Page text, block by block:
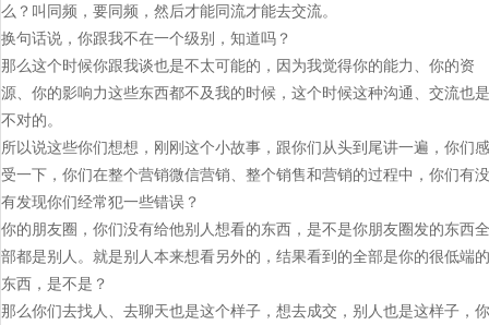
么？叫同频，要同频，然后才能同流才能去交流。
换句话说，你跟我不在一个级别，知道吗？
那么这个时候你跟我谈也是不太可能的，因为我觉得你的能力、你的资
源、你的影响力这些东西都不及我的时候，这个时候这种沟通、交流也是
不对的。
所以说这些你们想想，刚刚这个小故事，跟你们从头到尾讲一遍，你们感
受一下，你们在整个营销微信营销、整个销售和营销的过程中，你们有没
有发现你们经常犯一些错误？
你的朋友圈，你们没有给他别人想看的东西，是不是你朋友圈发的东西全
部都是别人。就是别人本来想看另外的，结果看到的全部是你的很低端的
东西，是不是？
那么你们去找人、去聊天也是这个样子，想去成交，别人也是这样子，你